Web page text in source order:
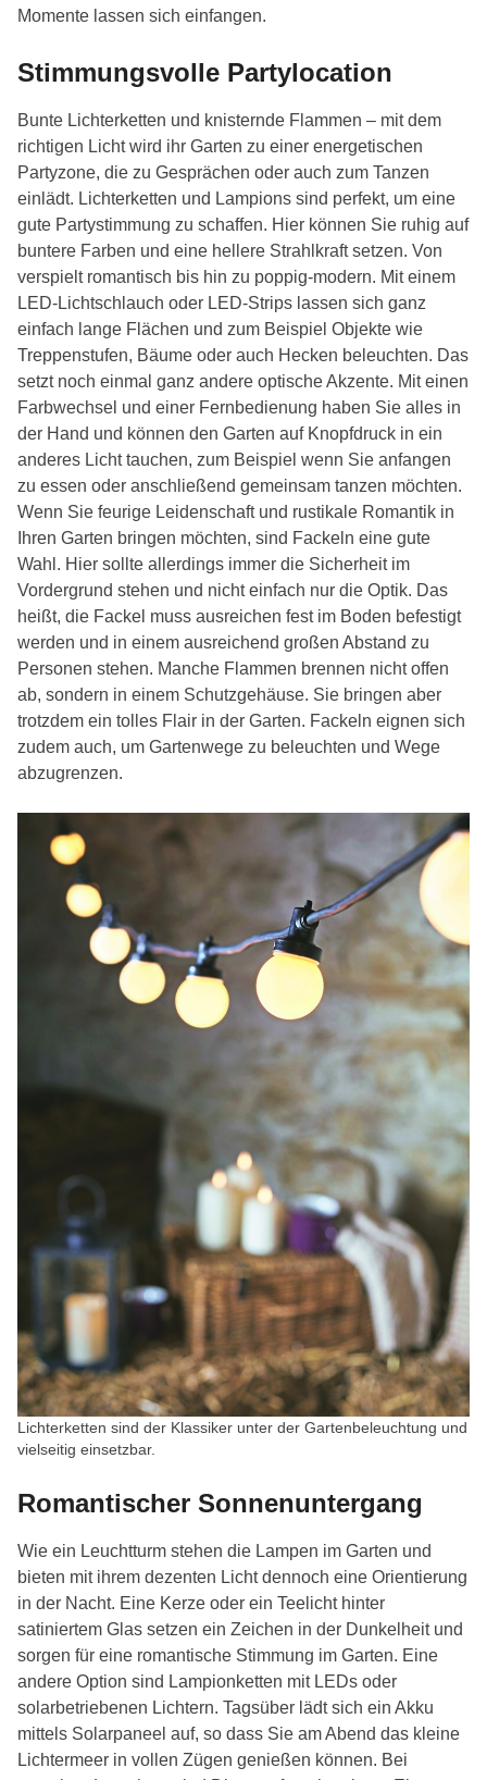
Momente lassen sich einfangen.
Stimmungsvolle Partylocation
Bunte Lichterketten und knisternde Flammen – mit dem
richtigen Licht wird ihr Garten zu einer energetischen
Partyzone, die zu Gesprächen oder auch zum Tanzen
einlädt. Lichterketten und Lampions sind perfekt, um eine
gute Partystimmung zu schaffen. Hier können Sie ruhig auf
buntere Farben und eine hellere Strahlkraft setzen. Von
verspielt romantisch bis hin zu poppig-modern. Mit einem
LED-Lichtschlauch oder LED-Strips lassen sich ganz
einfach lange Flächen und zum Beispiel Objekte wie
Treppenstufen, Bäume oder auch Hecken beleuchten. Das
setzt noch einmal ganz andere optische Akzente. Mit einen
Farbwechsel und einer Fernbedienung haben Sie alles in
der Hand und können den Garten auf Knopfdruck in ein
anderes Licht tauchen, zum Beispiel wenn Sie anfangen
zu essen oder anschließend gemeinsam tanzen möchten.
Wenn Sie feurige Leidenschaft und rustikale Romantik in
Ihren Garten bringen möchten, sind Fackeln eine gute
Wahl. Hier sollte allerdings immer die Sicherheit im
Vordergrund stehen und nicht einfach nur die Optik. Das
heißt, die Fackel muss ausreichen fest im Boden befestigt
werden und in einem ausreichend großen Abstand zu
Personen stehen. Manche Flammen brennen nicht offen
ab, sondern in einem Schutzgehäuse. Sie bringen aber
trotzdem ein tolles Flair in der Garten. Fackeln eignen sich
zudem auch, um Gartenwege zu beleuchten und Wege
abzugrenzen.
Lichterketten sind der Klassiker unter der Gartenbeleuchtung und
vielseitig einsetzbar.
Romantischer Sonnenuntergang
Wie ein Leuchtturm stehen die Lampen im Garten und
bieten mit ihrem dezenten Licht dennoch eine Orientierung
in der Nacht. Eine Kerze oder ein Teelicht hinter
satiniertem Glas setzen ein Zeichen in der Dunkelheit und
sorgen für eine romantische Stimmung im Garten. Eine
andere Option sind Lampionketten mit LEDs oder
solarbetriebenen Lichtern. Tagsüber lädt sich ein Akku
mittels Solarpaneel auf, so dass Sie am Abend das kleine
Lichtermeer in vollen Zügen genießen können. Bei